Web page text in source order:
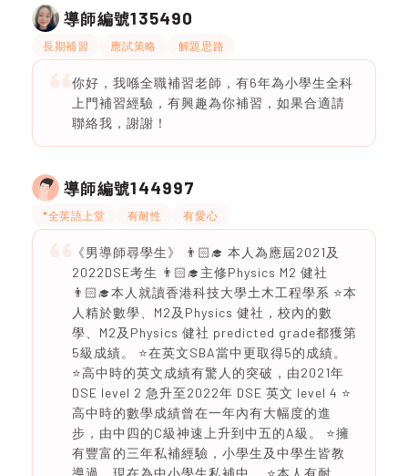
導師編號135490
長期補習 應試策略 解題思路
你好，我喺全職補習老師，有6年為小學生全科
上門補習經驗，有興趣為你補習，如果合適請
聯絡我，謝謝！
導師編號144997
*全英語上堂 有耐性 有愛心
《男導師尋學生》 👨🏻‍🎓 本人為應屆2021及
2022DSE考生 👨🏻‍🎓主修Physics M2 健社
👨🏻‍🎓本人就讀香港科技大學土木工程學系 ⭐️本
人精於數學、M2及Physics 健社，校內的數
學、M2及Physics 健社 predicted grade都獲第
5級成績。 ⭐️在英文SBA當中更取得5的成績。
⭐️高中時的英文成績有驚人的突破，由2021年
DSE level 2 急升至2022年 DSE 英文 level 4 ⭐️
高中時的數學成績曾在一年內有大幅度的進
步，由中四的C級神速上升到中五的A級。 ⭐️擁
有豐富的三年私補經驗，小學生及中學生皆教
導過，現在為中小學生私補中。 ⭐️本人有耐